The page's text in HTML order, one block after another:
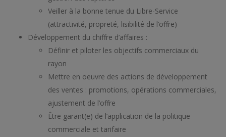
Veiller à la bonne tenue du Libre-Service
(attractivité, propreté, lisibilité de l’offre)
Développement du chiffre d’affaires :
Définir et piloter les objectifs commerciaux du
rayon
Mettre en oeuvre des actions de développement
des ventes : promotions, opérations commerciales,
ajustement de l’offre
Être garant(e) de l’application de la politique
commerciale et tarifaire